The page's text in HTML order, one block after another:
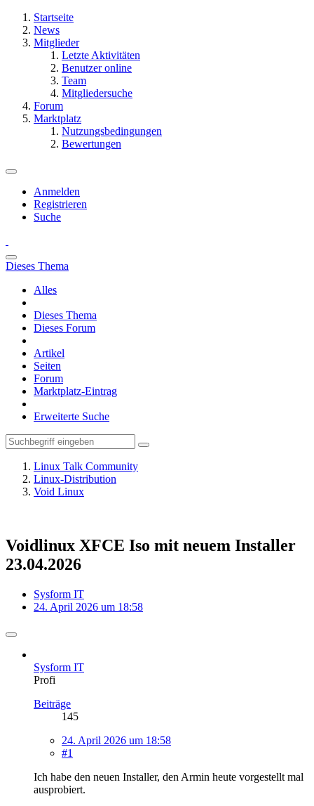
Startseite
News
Mitglieder
Letzte Aktivitäten
Benutzer online
Team
Mitgliedersuche
Forum
Marktplatz
Nutzungsbedingungen
Bewertungen
Anmelden
Registrieren
Suche
Dieses Thema
Alles
Dieses Thema
Dieses Forum
Artikel
Seiten
Forum
Marktplatz-Eintrag
Erweiterte Suche
Linux Talk Community
Linux-Distribution
Void Linux
Voidlinux XFCE Iso mit neuem Installer
23.04.2026
Sysform IT
24. April 2026 um 18:58
Sysform IT
Profi
Beiträge
145
24. April 2026 um 18:58
#1
Ich habe den neuen Installer, den Armin heute vorgestellt mal
ausprobiert.